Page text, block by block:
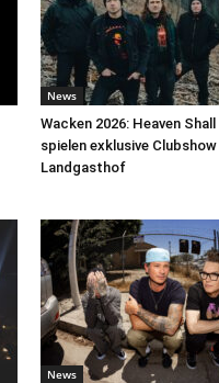
News
Wacken 2026: Heaven Shall
spielen exklusive
Landgasthof
News